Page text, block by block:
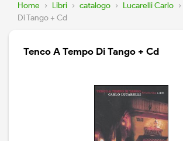
Home › Libri › catalogo › Lucarelli Carlo ›
Di Tango + Cd
Tenco A Tempo Di Tango + Cd